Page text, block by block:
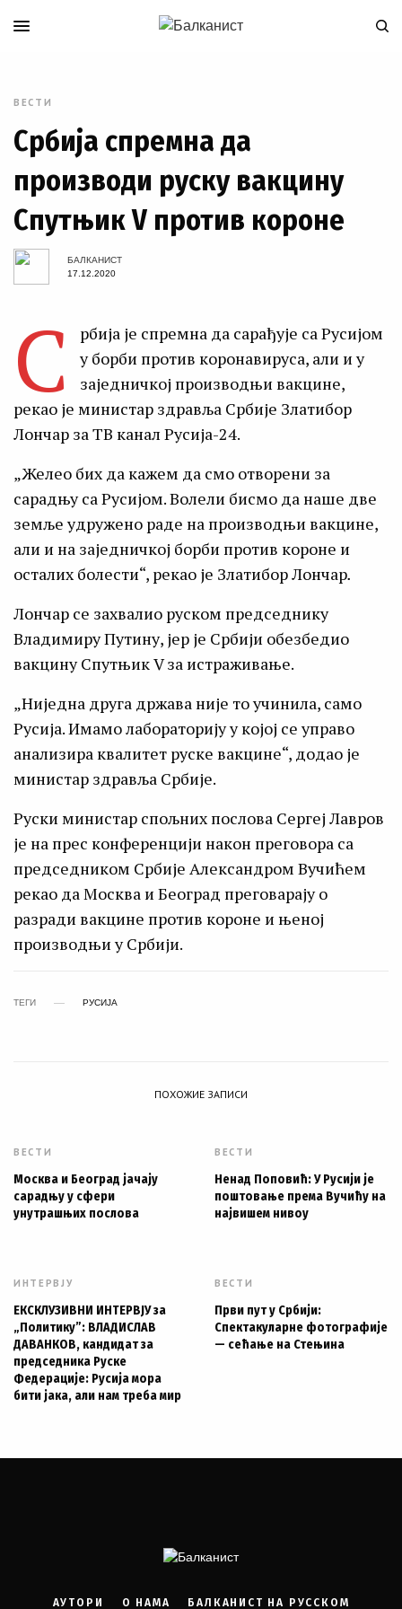
ВЕСТИ
Србија спремна да
производи руску вакцину
Спутњик V против короне
БАЛКАНИСТ
17.12.2020
С
рбија је спремна да сарађује са Русијом
у борби против коронавируса, али и у
заједничкој производњи вакцине,
рекао је министар здравља Србије Златибор
Лончар за ТВ канал Русија-24.
„Желео бих да кажем да смо отворени за
сарадњу са Русијом. Волели бисмо да наше две
земље удружено раде на производњи вакцине,
али и на заједничкој борби против короне и
осталих болести“, рекао је Златибор Лончар.
Лончар се захвалио руском председнику
Владимиру Путину, јер је Србији обезбедио
вакцину Спутњик V за истраживање.
„Ниједна друга држава није то учинила, само
Русија. Имамо лабораторију у којој се управо
анализира квалитет руске вакцине“, додао је
министар здравља Србије.
Руски министар спољних послова Сергеј Лавров
је на прес конференцији након преговора са
председником Србије Александром Вучићем
рекао да Москва и Београд преговарају о
разради вакцине против короне и њеној
производњи у Србији.
ТЕГИ РУСИЈА
ПОХОЖИЕ ЗАПИСИ
ВЕСТИ
Москва и Београд јачају
сарадњу у сфери
унутрашњих послова
ВЕСТИ
Ненад Поповић: У Русији је
поштовање према Вучићу на
највишем нивоу
ИНТЕРВЈУ
ЕКСКЛУЗИВНИ ИНТЕРВЈУ за
„Политику”: ВЛАДИСЛАВ
ДАВАНКОВ, кандидат за
председника Руске
Федерације: Русија мора
бити јака, али нам треба мир
ВЕСТИ
Први пут у Србији:
Спектакуларне фотографије
— сећање на Стењина
АУТОРИ О НАМА БАЛКАНИСТ НА РУССКОМ